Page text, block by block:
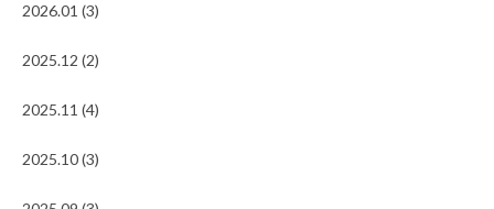
2026.01 (3)
2025.12 (2)
2025.11 (4)
2025.10 (3)